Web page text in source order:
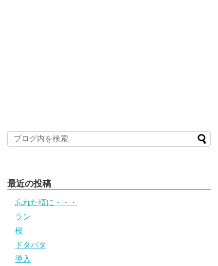
最近の投稿
忘れた頃に・・・
ラン
桜
ドタバタ
導入